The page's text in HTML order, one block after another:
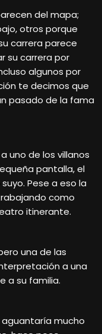
del mapa;
otros porque
carrera parece
su carrera por
algunos por
te decimos que
pasado de la fama
uno de los villanos
pantalla, el
Pese a eso la
como
itinerante.
una de las
a una
a su familia.
mucho